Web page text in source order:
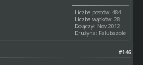
Liczba postów: 484
Liczba wątków: 28
Dołączył: Nov 2012
Drużyna: Falubazole
#146